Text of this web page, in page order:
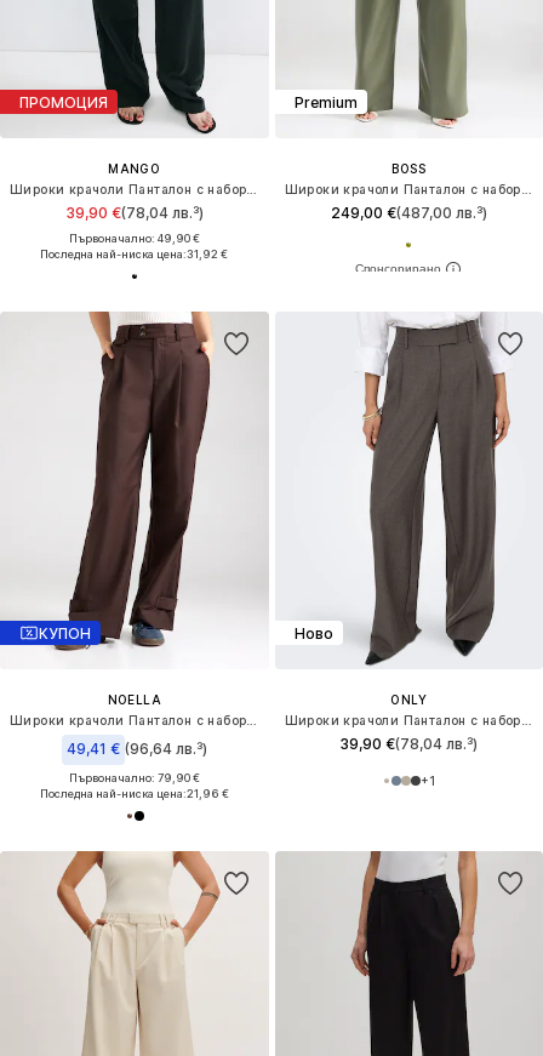
ПРОМОЦИЯ
MANGO
39,90 €(78,04 лв.³)
Първоначално: 49,90 €
Последна най-ниска цена:31,92 €
Premium
BOSS
249,00 €(487,00 лв.³)
КУПОН
NOELLA
49,41 € (96,64 лв.³)
Първоначално: 79,90 €
Последна най-ниска цена:21,96 €
Ново
ONLY
39,90 €(78,04 лв.³)
+1